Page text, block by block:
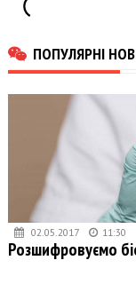
ПОПУЛЯРНІ
02.05.2017 11:30
Розшифровуємо